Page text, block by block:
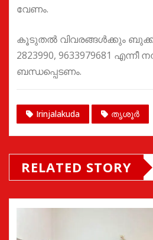
വേണം.
കൂടുതല്‍ വിവരങ്ങള്‍ക്കും
2823990, 9633979681 എന്നീ
ബന്ധപ്പെടണം.
Irinjalakuda തൃശൂർ
RELATED STORY